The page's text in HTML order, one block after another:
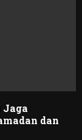
Jaga
dan